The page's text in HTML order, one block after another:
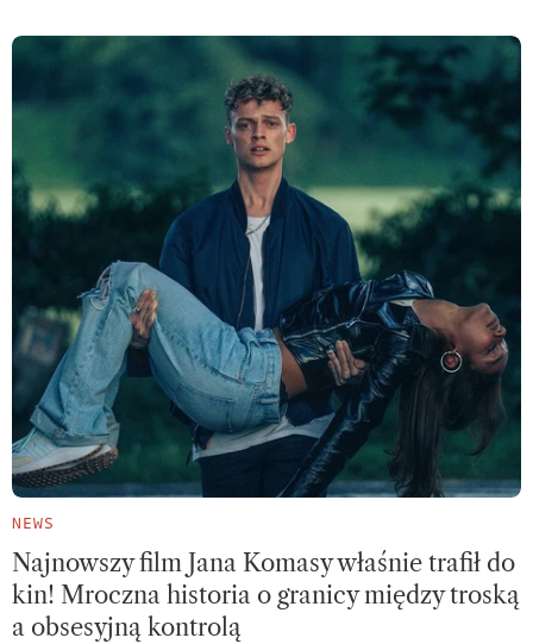
NEWS
Najnowszy film Jana Komasy właśnie trafił do
kin! Mroczna historia o granicy między troską
a obsesyjną kontrolą